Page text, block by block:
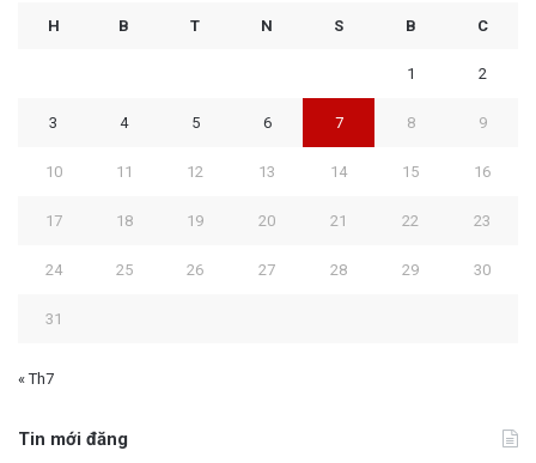
H B T N S B C
1 2
3 4 5 6 7 8 9
10 11 12 13 14 15 16
17 18 19 20 21 22 23
24 25 26 27 28 29 30
31
« Th7
Tin mới đăng